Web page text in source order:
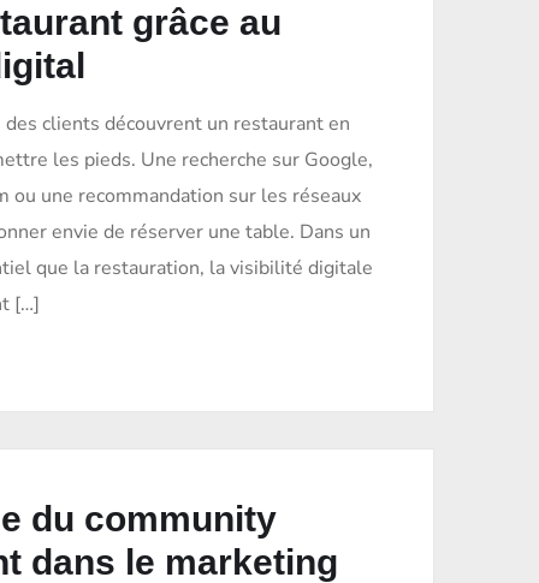
grâce au
clients découvrent un restaurant en
les pieds. Une recherche sur Google,
ou une recommandation sur les réseaux
envie de réserver une table. Dans un
que la restauration, la visibilité digitale
[…]
du community
dans le marketing